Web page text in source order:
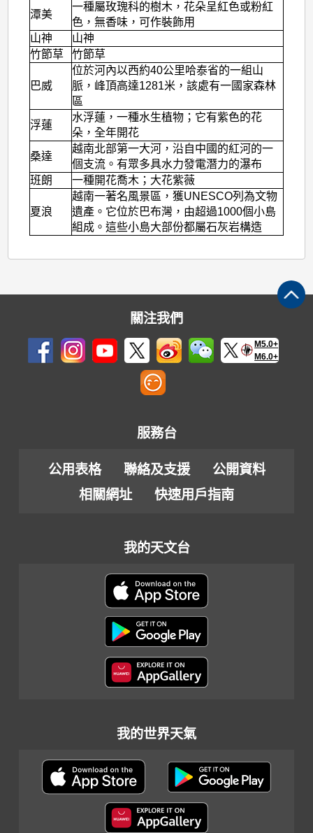
潭美
一種屬玫瑰科的樹木，花朵呈紅色或粉紅
色，無香味，可作裝飾用
山神
山神
竹節草
竹節草
巴威
位於河內以西約40公里哈泰省的一組山
脈，峰頂高達1281米，該處有一國家森林
區
浮蓮
水浮蓮，一種水生植物；它有紫色的花
朵，全年開花
桑達
越南北部第一大河，沿自中國的紅河的一
個支流。有眾多具水力發電潛力的瀑布
班朗
一種開花喬木；大花紫薇
夏浪
越南一著名風景區，獲UNESCO列為文物
遺產。它位於巴布灣，由超過1000個小島
組成。這些小島大部份都屬石灰岩構造
關注我們
M5.0+
M6.0+
服務台
公用表格 聯絡及支援
公開資料
相關網址
快速用戶指南
我的天文台
我的世界天氣